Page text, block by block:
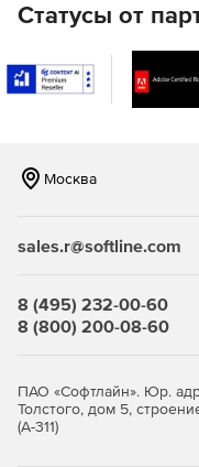
Статусы от
Москва
sales.r@softline.com
8 (495) 232-00-60
8 (800) 200-08-60
ПАО «Софтлайн». Юр.
Толстого, дом 5,
(А-311)